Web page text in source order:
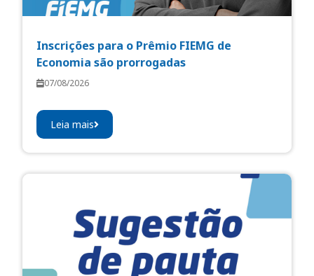
Inscrições para o Prêmio FIEMG de
Economia são prorrogadas
07/08/2026
Leia mais